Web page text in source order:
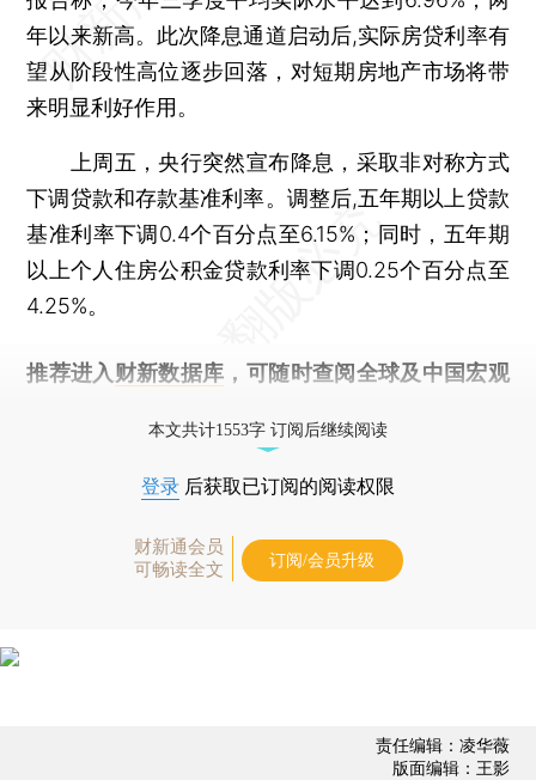
年以来新高。此次降息通道启动后,实际房贷利率有
望从阶段性高位逐步回落，对短期房地产市场将带
来明显利好作用。
上周五，央行突然宣布降息，采取非对称方式
下调贷款和存款基准利率。调整后,五年期以上贷款
基准利率下调0.4个百分点至6.15%；同时，五年期
以上个人住房公积金贷款利率下调0.25个百分点至
4.25%。
推荐进入 财新数据库 ，可随时查阅全球及中国宏观
本文共计1553字 订阅后继续阅读
登录 后获取已订阅的阅读权限
财新通会员
可畅读全文
订阅/会员升级
责任编辑：凌华薇
版面编辑：王影